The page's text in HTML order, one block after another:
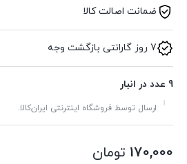
ضمانت اصالت کالا
7 روز گارانتی بازگشت وجه
9 عدد در انبار
ارسال توسط فروشگاه اینترنتی ایران‌کالا.
170,000 تومان